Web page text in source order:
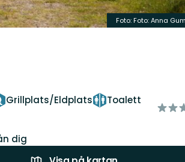
Foto: Foto: Anna
Grillplats/Eldplats
Toalett
av
dig